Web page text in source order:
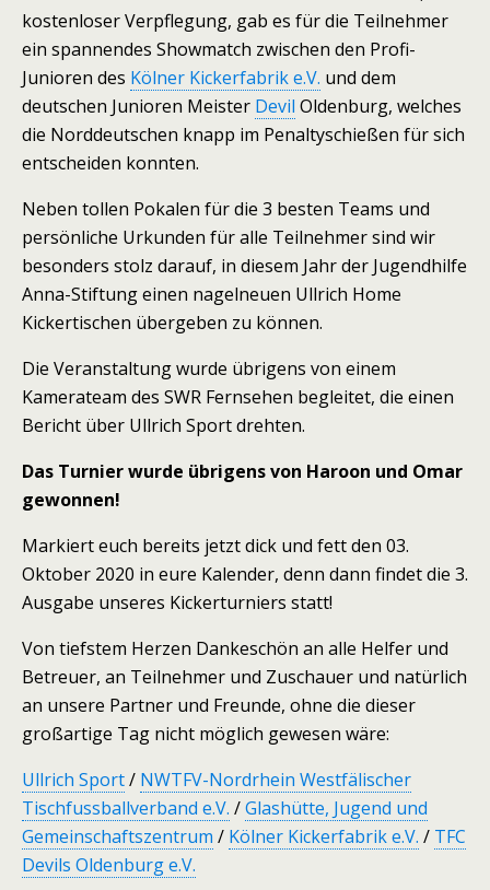
kostenloser Verpflegung, gab es für die Teilnehmer
ein spannendes Showmatch zwischen den Profi-
Junioren des Kölner Kickerfabrik e.V. und dem
deutschen Junioren Meister Devil Oldenburg, welches
die Norddeutschen knapp im Penaltyschießen für sich
entscheiden konnten.
Neben tollen Pokalen für die 3 besten Teams und
persönliche Urkunden für alle Teilnehmer sind wir
besonders stolz darauf, in diesem Jahr der Jugendhilfe
Anna-Stiftung einen nagelneuen Ullrich Home
Kickertischen übergeben zu können.
Die Veranstaltung wurde übrigens von einem
Kamerateam des SWR Fernsehen begleitet, die einen
Bericht über Ullrich Sport drehten.
Das Turnier wurde übrigens von Haroon und Omar
gewonnen!
Markiert euch bereits jetzt dick und fett den 03.
Oktober 2020 in eure Kalender, denn dann findet die 3.
Ausgabe unseres Kickerturniers statt!
Von tiefstem Herzen Dankeschön an alle Helfer und
Betreuer, an Teilnehmer und Zuschauer und natürlich
an unsere Partner und Freunde, ohne die dieser
großartige Tag nicht möglich gewesen wäre:
Ullrich Sport/ NWTFV-Nordrhein Westfälischer
Tischfussballverband e.V. /Glashütte, Jugend und
Gemeinschaftszentrum / Kölner Kickerfabrik e.V. / TFC
Devils Oldenburg e.V.